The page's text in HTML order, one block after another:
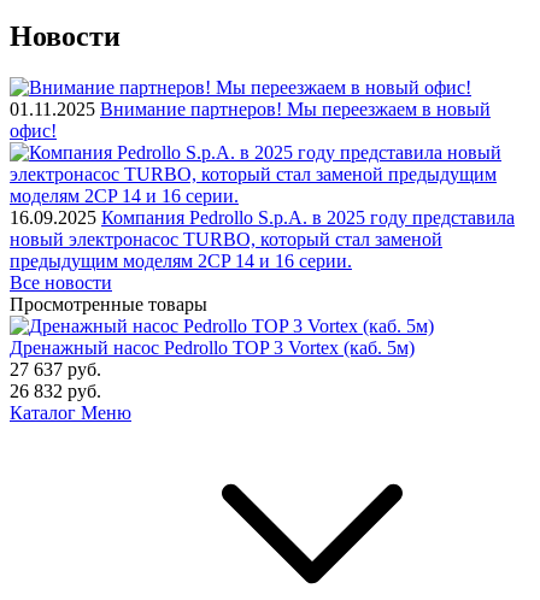
Новости
01.11.2025 Внимание партнеров! Мы переезжаем в новый
офис!
16.09.2025 Компания Pedrollo S.p.A. в 2025 году представила
новый электронасос TURBO, который стал заменой
предыдущим моделям 2CP 14 и 16 серии.
Все новости
Просмотренные товары
Дренажный насос Pedrollo TOP 3 Vortex (каб. 5м)
27 637 руб.
26 832 руб.
Каталог Меню